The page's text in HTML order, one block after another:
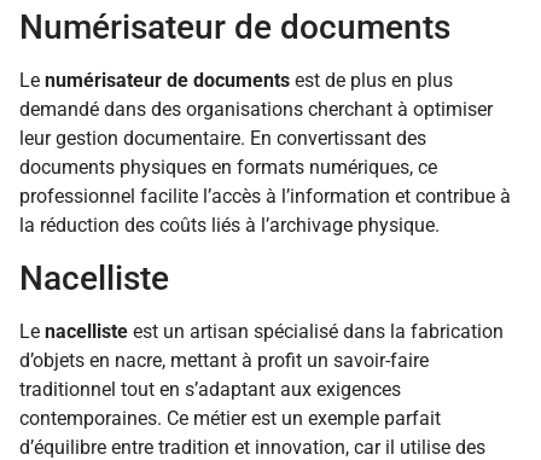
Numérisateur de documents
Le numérisateur de documents est de plus en plus
demandé dans des organisations cherchant à optimiser
leur gestion documentaire. En convertissant des
documents physiques en formats numériques, ce
professionnel facilite l’accès à l’information et contribue à
la réduction des coûts liés à l’archivage physique.
Nacelliste
Le nacelliste est un artisan spécialisé dans la fabrication
d’objets en nacre, mettant à profit un savoir-faire
traditionnel tout en s’adaptant aux exigences
contemporaines. Ce métier est un exemple parfait
d’équilibre entre tradition et innovation, car il utilise des